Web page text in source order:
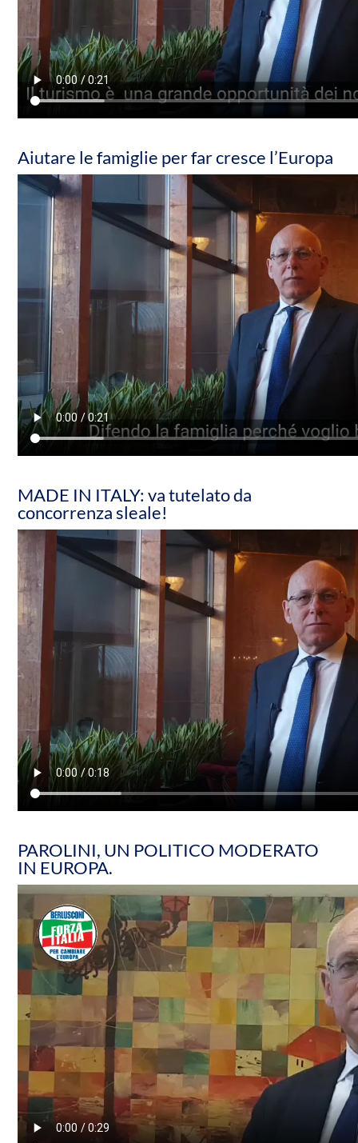
Aiutare le famiglie per far cresce l’Europa
MADE IN ITALY: va tutelato da
concorrenza sleale!
PAROLINI, UN POLITICO MODERATO
IN EUROPA.